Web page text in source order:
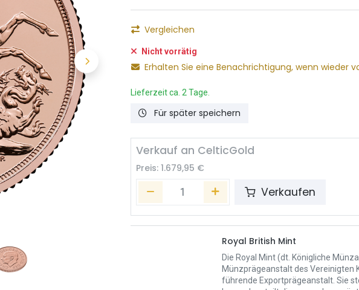
Vergleichen
Nicht vorrätig
Erhalten Sie eine Benachrichtigung, wenn wieder
Lieferzeit ca. 2 Tage.
Für später speichern
Verkauf an CelticGold
Preis: 1.679,95 €
Verkaufen
Royal British Mint
Die Royal Mint (dt. Königliche
Münzprägeanstalt des Vereinigten
führende Exportprägeanstalt. Sie